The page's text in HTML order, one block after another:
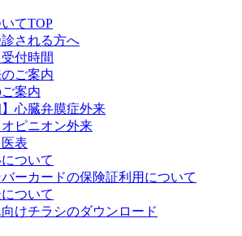
てTOP
される方へ
付時間
ご案内
案内
】心臓弁膜症外来
ピニオン外来
表
ついて
ーカードの保険証利用について
ついて
けチラシのダウンロード